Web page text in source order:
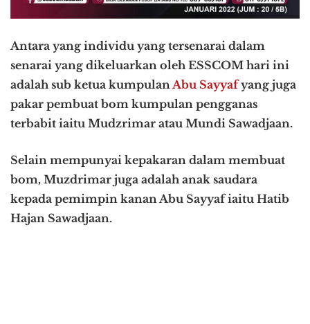
Antara yang individu yang tersenarai dalam
senarai yang dikeluarkan oleh ESSCOM hari ini
adalah sub ketua kumpulan Abu Sayyafyang juga
pakar pembuat bom kumpulan pengganas
terbabit iaitu Mudzrimar atau Mundi Sawadjaan.
Selain mempunyai kepakaran dalam membuat
bom, Muzdrimar juga adalah anak saudara
kepada pemimpin kanan Abu Sayyaf iaitu Hatib
Hajan Sawadjaan.